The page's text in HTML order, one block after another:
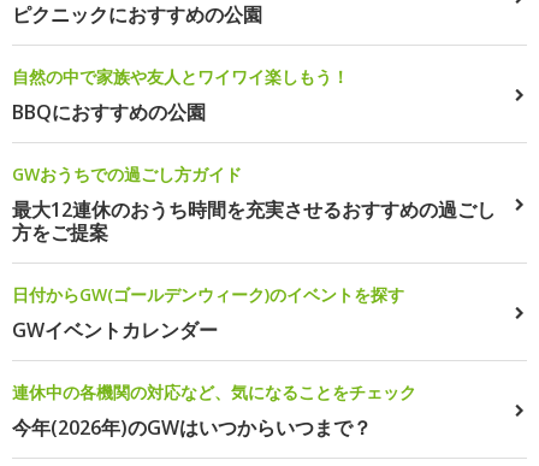
ピクニックにおすすめの公園
自然の中で家族や友人とワイワイ楽しもう！
BBQにおすすめの公園
GWおうちでの過ごし方ガイド
最大12連休のおうち時間を充実させるおすすめの過ごし
方をご提案
日付からGW(ゴールデンウィーク)のイベントを探す
GWイベントカレンダー
連休中の各機関の対応など、気になることをチェック
今年(2026年)のGWはいつからいつまで？